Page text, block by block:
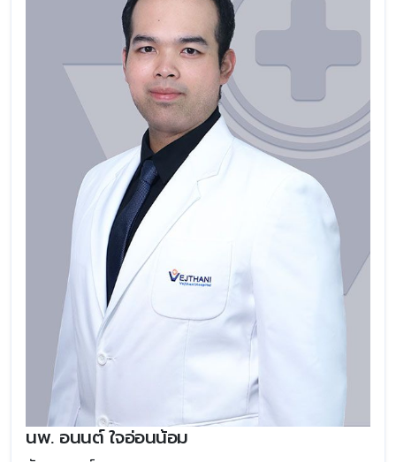
นพ. อนนต์ ใจอ่อนน้อม